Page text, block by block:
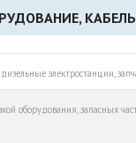
КАБЕЛЬ
электростанции,
оборудования, запасных